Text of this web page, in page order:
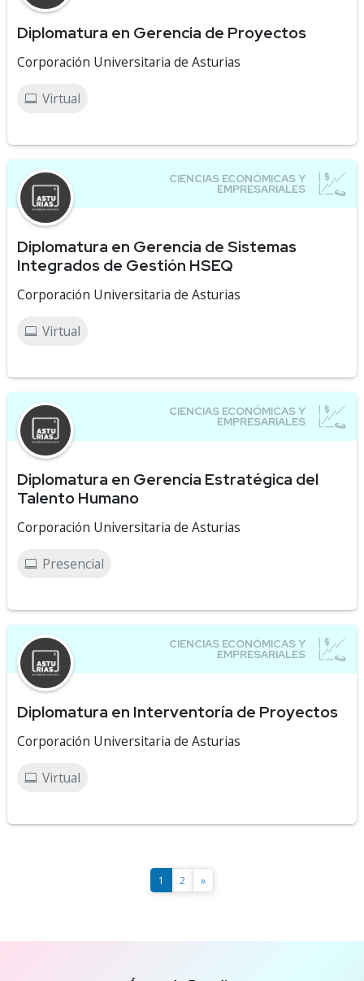
Diplomatura en Gerencia de Proyectos
Corporación Universitaria de Asturias
Virtual
Diplomatura en Gerencia de Sistemas
Integrados de Gestión HSEQ
Corporación Universitaria de Asturias
Virtual
Diplomatura en Gerencia Estratégica del
Talento Humano
Corporación Universitaria de Asturias
Presencial
Diplomatura en Interventoría de Proyectos
Corporación Universitaria de Asturias
Virtual
1 2 »